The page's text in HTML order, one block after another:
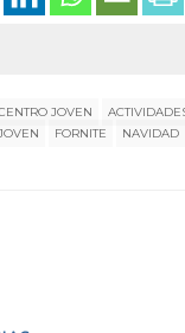
JOVEN
FORNITE NAVIDAD